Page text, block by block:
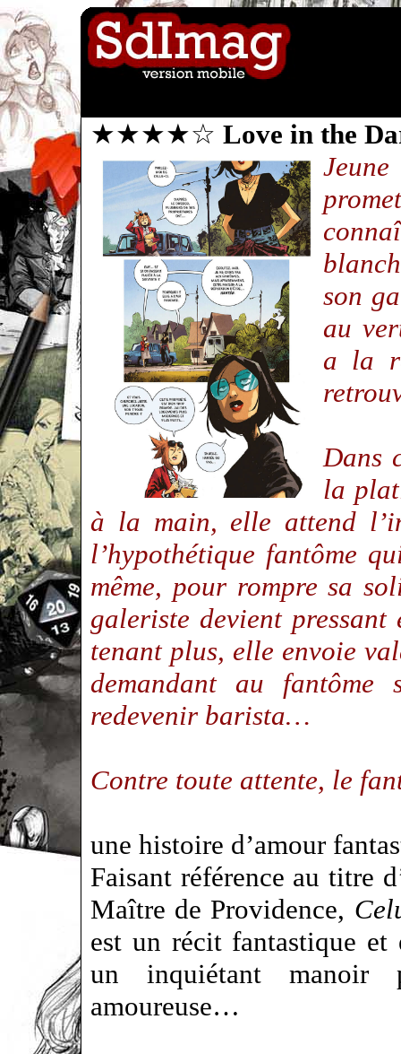
★★★★☆ Love in the
son
au
a la
Dans
la
à la main, elle attend
l’hypothétique fantôme
même, pour rompre sa
galeriste devient
tenant plus, elle envoie
demandant au
redevenir barista…
Contre toute attente, le
une histoire d’amour
Faisant référence au titre
Maître de Providence,
est un récit fantastique et
un inquiétant manoir
amoureuse…